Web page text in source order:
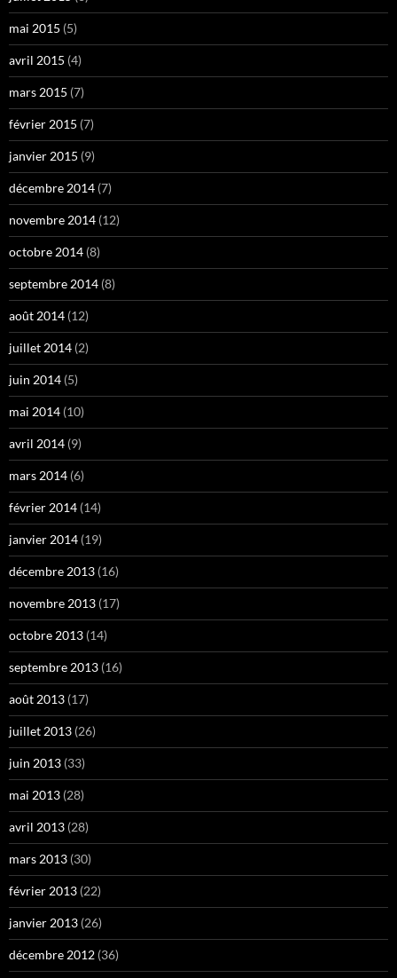
mai 2015 (5)
avril 2015 (4)
mars 2015 (7)
février 2015 (7)
janvier 2015 (9)
décembre 2014 (7)
novembre 2014 (12)
octobre 2014 (8)
septembre 2014 (8)
août 2014 (12)
juillet 2014 (2)
juin 2014 (5)
mai 2014 (10)
avril 2014 (9)
mars 2014 (6)
février 2014 (14)
janvier 2014 (19)
décembre 2013 (16)
novembre 2013 (17)
octobre 2013 (14)
septembre 2013 (16)
août 2013 (17)
juillet 2013 (26)
juin 2013 (33)
mai 2013 (28)
avril 2013 (28)
mars 2013 (30)
février 2013 (22)
janvier 2013 (26)
décembre 2012 (36)